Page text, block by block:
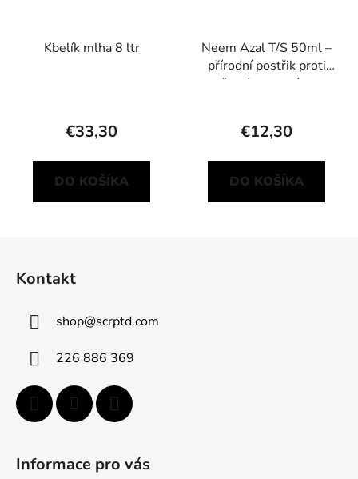
Kbelík mlha 8 ltr
€33,30
DO KOŠÍKA
Neem Azal T/S 50ml –
přírodní postřik proti
žravým a savým
€12,30
DO KOŠÍKA
Kontakt
shop@scrptd.com
226 886 369
Informace pro vás